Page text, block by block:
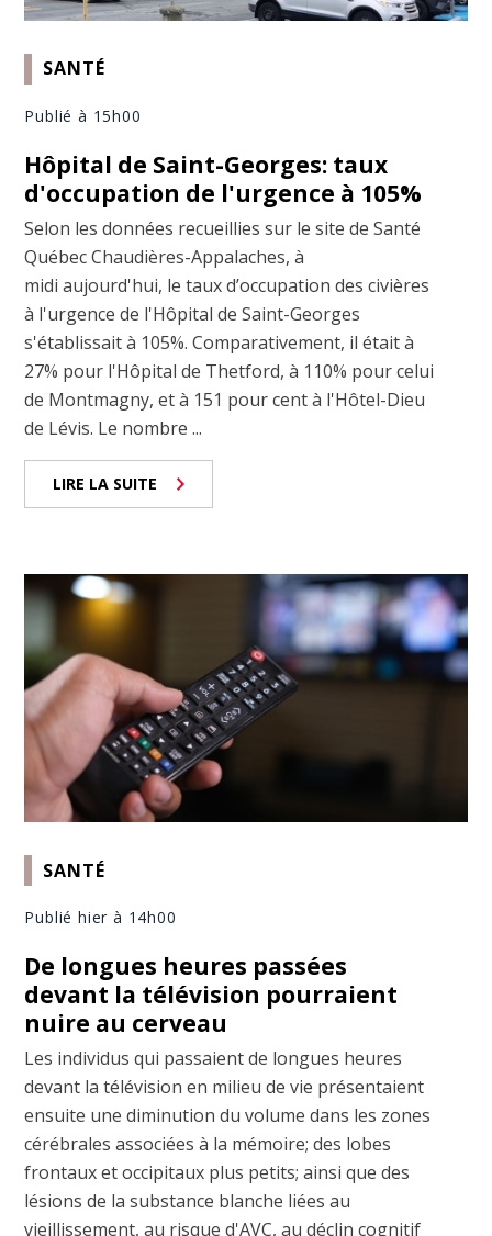
SANTÉ
Publié à 15h00
Hôpital de Saint-Georges: taux
d'occupation de l'urgence à 105%
Selon les données recueillies sur le site de Santé
Québec Chaudières-Appalaches, à
midi aujourd'hui, le taux d’occupation des civières
à l'urgence de l'Hôpital de Saint-Georges
s'établissait à 105%. Comparativement, il était à
27% pour l'Hôpital de Thetford, à 110% pour celui
de Montmagny, et à 151 pour cent à l'Hôtel-Dieu
de Lévis. Le nombre ...
LIRE LA SUITE
SANTÉ
Publié hier à 14h00
De longues heures passées
devant la télévision pourraient
nuire au cerveau
Les individus qui passaient de longues heures
devant la télévision en milieu de vie présentaient
ensuite une diminution du volume dans les zones
cérébrales associées à la mémoire; des lobes
frontaux et occipitaux plus petits; ainsi que des
lésions de la substance blanche liées au
vieillissement, au risque d'AVC, au déclin cognitif